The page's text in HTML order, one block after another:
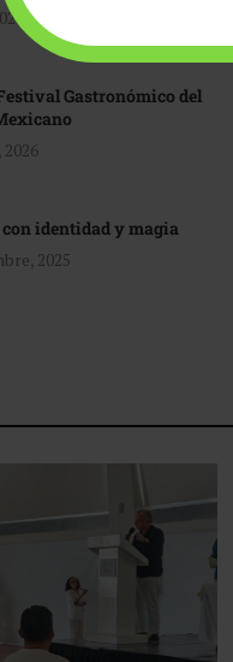
Gastronómico del
con identidad y magia
2025